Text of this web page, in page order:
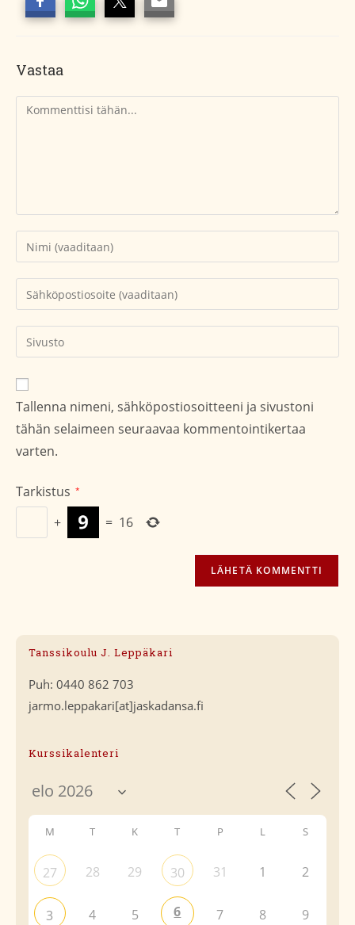
Vastaa
Kommentti
Kirjoita
nimesi
tai
käyttäjätunnuksesi
Kirjoita
sähköpostiosoitteesi
kommentoidaksesi
Kirjoita
sivustosi
verkko-
osoite/URL
(valinnainen)
Tallenna nimeni, sähköpostiosoitteeni ja sivustoni
tähän selaimeen seuraavaa kommentointikertaa
varten.
Tarkistus *
+ = 16
Tanssikoulu J. Leppäkari
Puh: 0440 862 703
jarmo.leppakari[at]jaskadansa.fi
Kurssikalenteri
M T K T P L S
27 28 29 30 31 1 2
3 4 5 6 7 8 9